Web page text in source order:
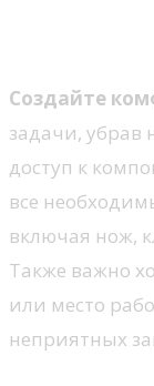
Создайте
задачи, убрав
доступ к
все
включая нож,
Также важно
или место
неприятных